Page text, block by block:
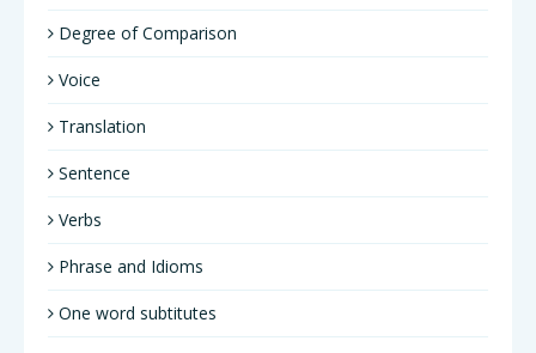
Degree of Comparison
Voice
Translation
Sentence
Verbs
Phrase and Idioms
One word subtitutes